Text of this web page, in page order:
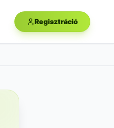
Regisztráció